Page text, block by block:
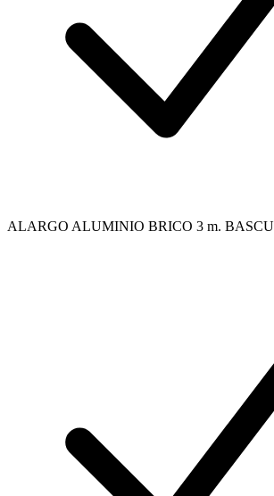
ALARGO ALUMINIO BRICO 3 m.